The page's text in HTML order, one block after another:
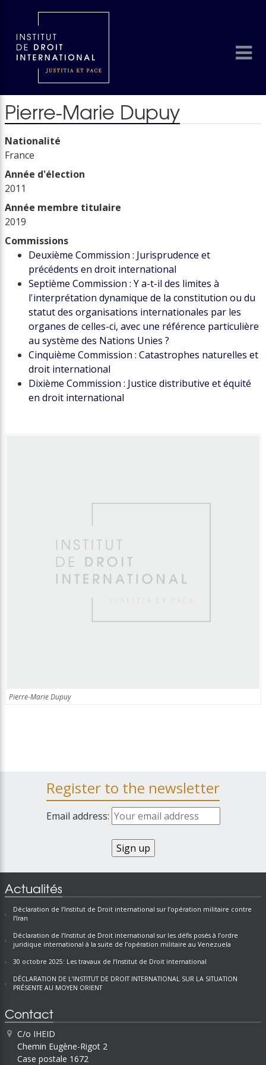
Pierre-Marie Dupuy
Nationalité
France
Année d'élection
2011
Année membre titulaire
2019
Commissions
Deuxième Commission : Jurisprudence et
précédents en droit international
Septième Commission : Y a-t-il des limites à
l'interprétation dynamique de la constitution ou du
statut des organisations internationales par les
organes de celles-ci, avec une référence particulière
au système des Nations Unies ?
Cinquième Commission : Catastrophes naturelles et
droit international
Dixième Commission : Justice distributive et équité
en droit international
Pierre-Marie Dupuy
Register to the newsletter
Email address:
Actualités
Déclaration de l’Institut de Droit international sur l’opération militaire contre
l’Iran
Déclaration de l’Institut de Droit international sur les défis posés à l’ordre
juridique international à la suite de l’opération militaire au Venezuela
30 octobre 2025: Les travaux de l’Institut de Droit international
DÉCLARATION DE L’INSTITUT DE DROIT INTERNATIONAL SUR LA SITUATION
PRÉSENTE AU MOYEN ORIENT
Contact
C/o IHEID
Chemin Eugène-Rigot 2
Case postale 1672